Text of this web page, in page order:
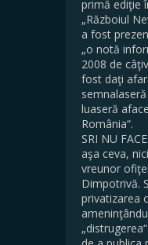
primă ediţie
„Războiul
a fost
„o notă
2008 de
fost daţi
luaseră
România“.
SRI NU
aşa ceva,
vreunor
Dimpotrivă.
privatizarea